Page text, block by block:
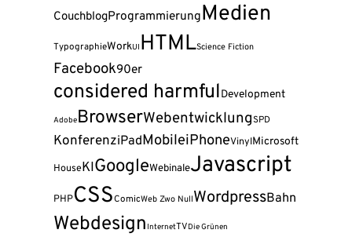
CouchblogProgrammierungMedien
TypographieWorkUI HTMLScience Fiction
Facebook90er
considered harmfulDevelopment
AdobeBrowserWebentwicklungSPD
KonferenziPadMobileiPhoneVinylMicrosoft
HouseKIGoogleWebinaleJavascript
PHPCSSComicWeb Zwo NullWordpressBahn
Webdesign InternetTVDie Grünen